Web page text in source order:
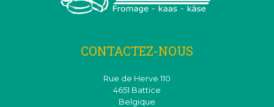
CONTACTEZ-NOUS
Rue de Herve 110
4651 Battice
Belgique